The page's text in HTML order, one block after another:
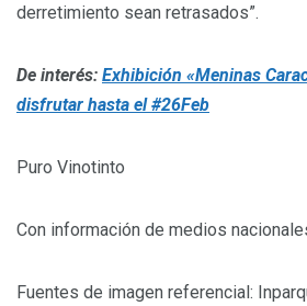
derretimiento sean retrasados”.
De interés: Exhibición «Meninas
disfrutar hasta el #26Feb
Puro Vinotinto
Con información de medios
Fuentes de imagen referencial: